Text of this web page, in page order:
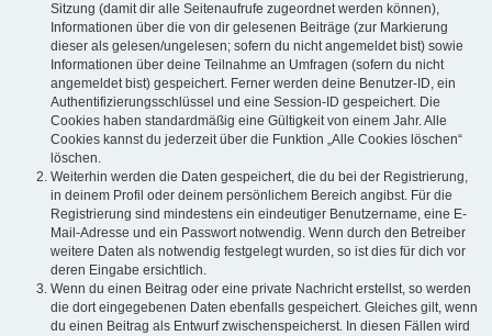
Sitzung (damit dir alle Seitenaufrufe zugeordnet werden können),
Informationen über die von dir gelesenen Beiträge (zur Markierung
dieser als gelesen/ungelesen; sofern du nicht angemeldet bist) sowie
Informationen über deine Teilnahme an Umfragen (sofern du nicht
angemeldet bist) gespeichert. Ferner werden deine Benutzer-ID, ein
Authentifizierungsschlüssel und eine Session-ID gespeichert. Die
Cookies haben standardmäßig eine Gültigkeit von einem Jahr. Alle
Cookies kannst du jederzeit über die Funktion „Alle Cookies löschen“
löschen.
Weiterhin werden die Daten gespeichert, die du bei der Registrierung,
in deinem Profil oder deinem persönlichem Bereich angibst. Für die
Registrierung sind mindestens ein eindeutiger Benutzername, eine E-
Mail-Adresse und ein Passwort notwendig. Wenn durch den Betreiber
weitere Daten als notwendig festgelegt wurden, so ist dies für dich vor
deren Eingabe ersichtlich.
Wenn du einen Beitrag oder eine private Nachricht erstellst, so werden
die dort eingegebenen Daten ebenfalls gespeichert. Gleiches gilt, wenn
du einen Beitrag als Entwurf zwischenspeicherst. In diesen Fällen wird